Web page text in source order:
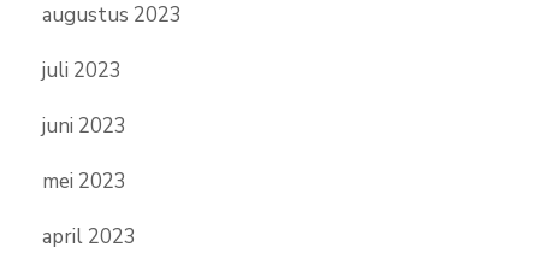
augustus 2023
juli 2023
juni 2023
mei 2023
april 2023